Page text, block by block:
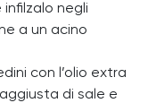
negli
a un acino
con l’olio extra
di sale e